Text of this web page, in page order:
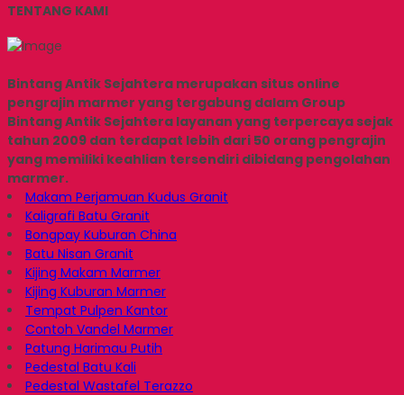
TENTANG KAMI
Bintang Antik Sejahtera merupakan situs online
pengrajin marmer yang tergabung dalam Group
Bintang Antik Sejahtera layanan yang terpercaya sejak
tahun 2009 dan terdapat lebih dari 50 orang pengrajin
yang memiliki keahlian tersendiri dibidang pengolahan
marmer.
Makam Perjamuan Kudus Granit
Kaligrafi Batu Granit
Bongpay Kuburan China
Batu Nisan Granit
Kijing Makam Marmer
Kijing Kuburan Marmer
Tempat Pulpen Kantor
Contoh Vandel Marmer
Patung Harimau Putih
Pedestal Batu Kali
Pedestal Wastafel Terazzo